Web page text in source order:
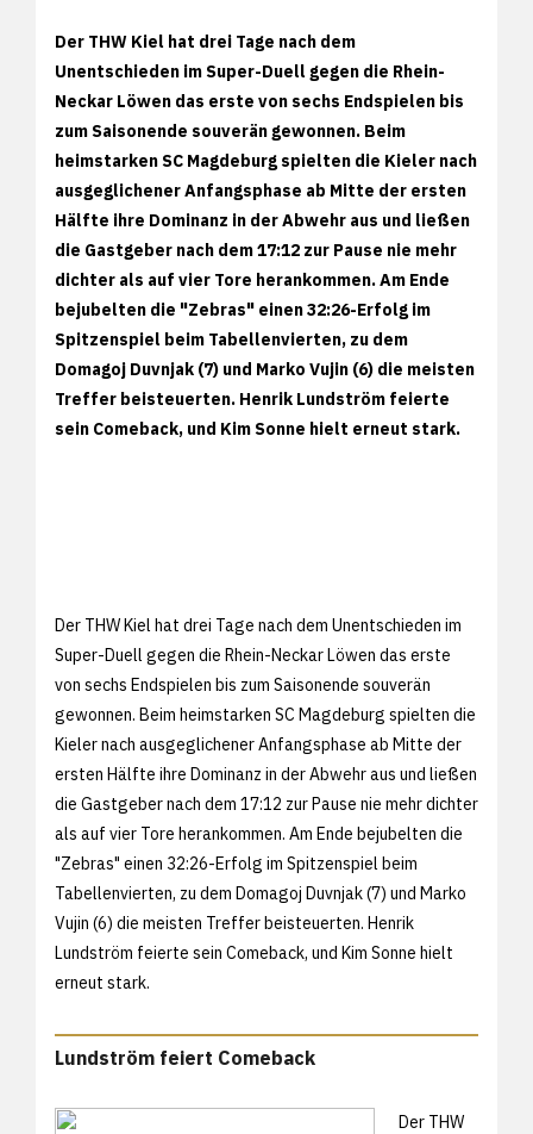
Der THW Kiel hat drei Tage nach dem
Unentschieden im Super-Duell gegen die Rhein-
Neckar Löwen das erste von sechs Endspielen bis
zum Saisonende souverän gewonnen. Beim
heimstarken SC Magdeburg spielten die Kieler nach
ausgeglichener Anfangsphase ab Mitte der ersten
Hälfte ihre Dominanz in der Abwehr aus und ließen
die Gastgeber nach dem 17:12 zur Pause nie mehr
dichter als auf vier Tore herankommen. Am Ende
bejubelten die "Zebras" einen 32:26-Erfolg im
Spitzenspiel beim Tabellenvierten, zu dem
Domagoj Duvnjak (7) und Marko Vujin (6) die meisten
Treffer beisteuerten. Henrik Lundström feierte
sein Comeback, und Kim Sonne hielt erneut stark.
Der THW Kiel hat drei Tage nach dem Unentschieden im
Super-Duell gegen die Rhein-Neckar Löwen das erste
von sechs Endspielen bis zum Saisonende souverän
gewonnen. Beim heimstarken SC Magdeburg spielten die
Kieler nach ausgeglichener Anfangsphase ab Mitte der
ersten Hälfte ihre Dominanz in der Abwehr aus und ließen
die Gastgeber nach dem 17:12 zur Pause nie mehr dichter
als auf vier Tore herankommen. Am Ende bejubelten die
"Zebras" einen 32:26-Erfolg im Spitzenspiel beim
Tabellenvierten, zu dem Domagoj Duvnjak (7) und Marko
Vujin (6) die meisten Treffer beisteuerten. Henrik
Lundström feierte sein Comeback, und Kim Sonne hielt
erneut stark.
Lundström feiert Comeback
Der THW